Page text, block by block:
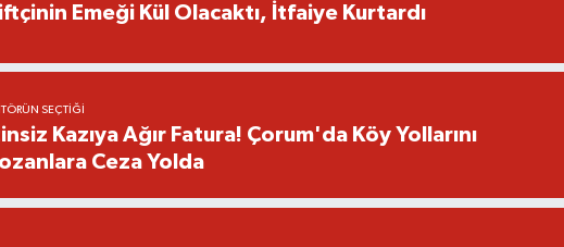
Emeği Kül Olacaktı, İtfaiye Kurtardı
SEÇTIĞI
Kazıya Ağır Fatura! Çorum'da Köy Yollarını
Ceza Yolda